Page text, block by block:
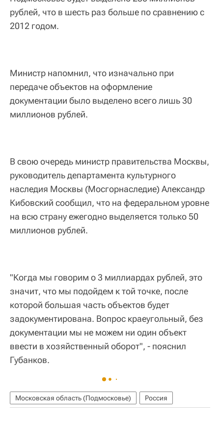
рублей, что в шесть раз больше по сравнению с
2012 годом.
Министр напомнил, что изначально при
передаче объектов на оформление
документации было выделено всего лишь 30
миллионов рублей.
В свою очередь министр правительства Москвы,
руководитель департамента культурного
наследия Москвы (Мосгорнаследие) Александр
Кибовский сообщил, что на федеральном уровне
на всю страну ежегодно выделяется только 50
миллионов рублей.
"Когда мы говорим о 3 миллиардах рублей, это
значит, что мы подойдем к той точке, после
которой большая часть объектов будет
задокументирована. Вопрос краеугольный, без
документации мы не можем ни один объект
ввести в хозяйственный оборот", - пояснил
Губанков.
Московская область (Подмосковье) Россия